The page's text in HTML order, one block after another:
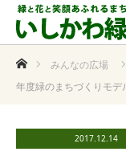
ホームみんなの広場
年度緑のまちづくりモ
2017.12.14